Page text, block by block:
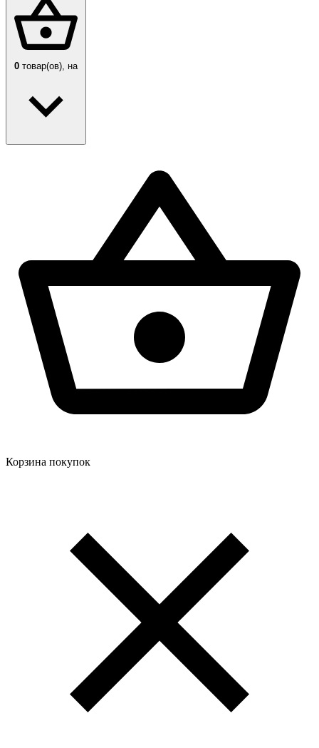
0 товар(ов), на
Корзина покупок